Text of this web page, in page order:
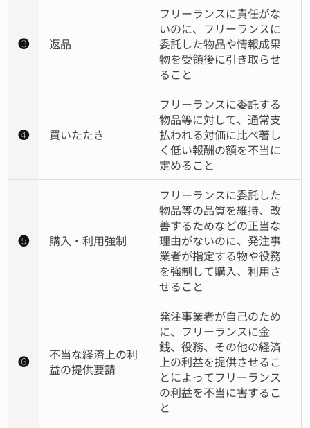
❸ 返品
フリーランスに責任がな
いのに、フリーランスに
委託した物品や情報成果
物を受領後に引き取らせ
ること
❹ 買いたたき
フリーランスに委託する
物品等に対して、通常支
払われる対価に比べ著し
く低い報酬の額を不当に
定めること
❺ 購入・利用強制
フリーランスに委託した
物品等の品質を維持、改
善するためなどの正当な
理由がないのに、発注事
業者が指定する物や役務
を強制して購入、利用さ
せること
❻
不当な経済上の利
益の提供要請
発注事業者が自己のため
に、フリーランスに金
銭、役務、その他の経済
上の利益を提供させるこ
とによってフリーランス
の利益を不当に害するこ
と